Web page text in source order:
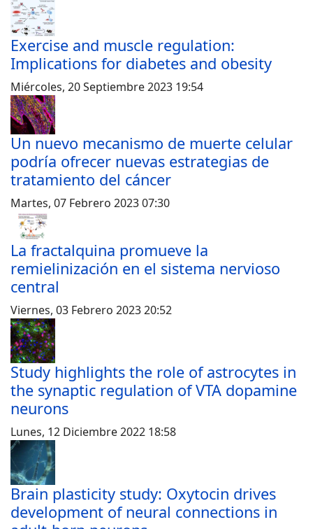
Exercise and muscle regulation:
Implications for diabetes and obesity
Miércoles, 20 Septiembre 2023 19:54
Un nuevo mecanismo de muerte celular
podría ofrecer nuevas estrategias de
tratamiento del cáncer
Martes, 07 Febrero 2023 07:30
La fractalquina promueve la
remielinización en el sistema nervioso
central
Viernes, 03 Febrero 2023 20:52
Study highlights the role of astrocytes in
the synaptic regulation of VTA dopamine
neurons
Lunes, 12 Diciembre 2022 18:58
Brain plasticity study: Oxytocin drives
development of neural connections in